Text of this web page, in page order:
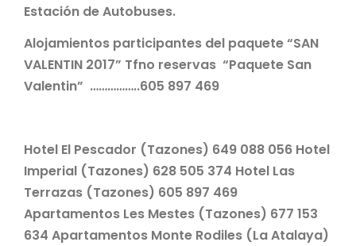
Estación de Autobuses.
Alojamientos participantes del paquete “SAN
VALENTIN 2017” Tfno reservas “Paquete San
Valentin” ……………..605 897 469
Hotel El Pescador (Tazones) 649 088 056 Hotel
Imperial (Tazones) 628 505 374 Hotel Las
Terrazas (Tazones) 605 897 469
Apartamentos Les Mestes (Tazones) 677 153
634 Apartamentos Monte Rodiles (La Atalaya)